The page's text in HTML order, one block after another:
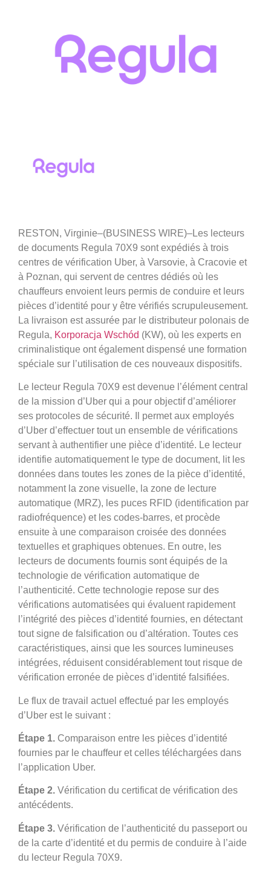
RESTON, Virginie–(BUSINESS WIRE)–Les lecteurs
de documents Regula 70X9 sont expédiés à trois
centres de vérification Uber, à Varsovie, à Cracovie et
à Poznan, qui servent de centres dédiés où les
chauffeurs envoient leurs permis de conduire et leurs
pièces d’identité pour y être vérifiés scrupuleusement.
La livraison est assurée par le distributeur polonais de
Regula, Korporacja Wschód (KW), où les experts en
criminalistique ont également dispensé une formation
spéciale sur l’utilisation de ces nouveaux dispositifs.
Le lecteur Regula 70X9 est devenue l’élément central
de la mission d’Uber qui a pour objectif d’améliorer
ses protocoles de sécurité. Il permet aux employés
d’Uber d’effectuer tout un ensemble de vérifications
servant à authentifier une pièce d’identité. Le lecteur
identifie automatiquement le type de document, lit les
données dans toutes les zones de la pièce d’identité,
notamment la zone visuelle, la zone de lecture
automatique (MRZ), les puces RFID (identification par
radiofréquence) et les codes-barres, et procède
ensuite à une comparaison croisée des données
textuelles et graphiques obtenues. En outre, les
lecteurs de documents fournis sont équipés de la
technologie de vérification automatique de
l’authenticité. Cette technologie repose sur des
vérifications automatisées qui évaluent rapidement
l’intégrité des pièces d’identité fournies, en détectant
tout signe de falsification ou d’altération. Toutes ces
caractéristiques, ainsi que les sources lumineuses
intégrées, réduisent considérablement tout risque de
vérification erronée de pièces d’identité falsifiées.
Le flux de travail actuel effectué par les employés
d’Uber est le suivant :
Étape 1. Comparaison entre les pièces d’identité
fournies par le chauffeur et celles téléchargées dans
l’application Uber.
Étape 2. Vérification du certificat de vérification des
antécédents.
Étape 3. Vérification de l’authenticité du passeport ou
de la carte d’identité et du permis de conduire à l’aide
du lecteur Regula 70X9.